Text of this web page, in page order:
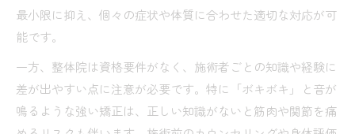
最小限に抑え、個々の症状や体質に合わせた適切な対応が可
能です。
一方、整体院は資格要件がなく、施術者ごとの知識や経験に
差が出やすい点に注意が必要です。特に「ボキボキ」と音が
鳴るような強い矯正は、正しい知識がないと筋肉や関節を痛